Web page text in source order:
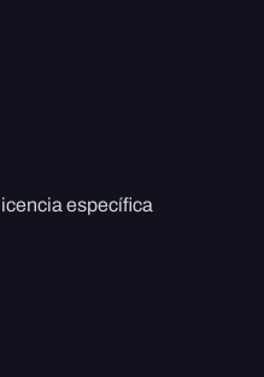
específica